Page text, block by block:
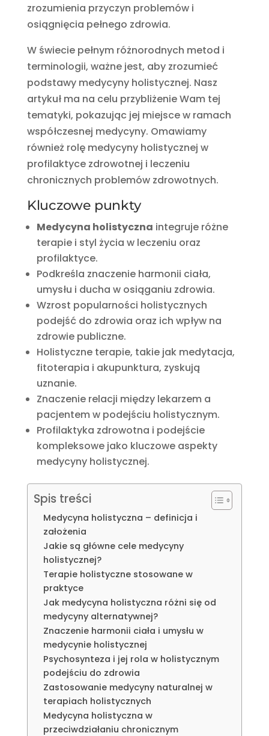
zrozumienia przyczyn problemów i
osiągnięcia pełnego zdrowia.
W świecie pełnym różnorodnych metod i
terminologii, ważne jest, aby zrozumieć
podstawy medycyny holistycznej. Nasz
artykuł ma na celu przybliżenie Wam tej
tematyki, pokazując jej miejsce w ramach
współczesnej medycyny. Omawiamy
również rolę medycyny holistycznej w
profilaktyce zdrowotnej i leczeniu
chronicznych problemów zdrowotnych.
Kluczowe punkty
Medycyna holistyczna integruje różne
terapie i styl życia w leczeniu oraz
profilaktyce.
Podkreśla znaczenie harmonii ciała,
umysłu i ducha w osiąganiu zdrowia.
Wzrost popularności holistycznych
podejść do zdrowia oraz ich wpływ na
zdrowie publiczne.
Holistyczne terapie, takie jak medytacja,
fitoterapia i akupunktura, zyskują
uznanie.
Znaczenie relacji między lekarzem a
pacjentem w podejściu holistycznym.
Profilaktyka zdrowotna i podejście
kompleksowe jako kluczowe aspekty
medycyny holistycznej.
Spis treści
Medycyna holistyczna – definicja i
założenia
Jakie są główne cele medycyny
holistycznej?
Terapie holistyczne stosowane w
praktyce
Jak medycyna holistyczna różni się od
medycyny alternatywnej?
Znaczenie harmonii ciała i umysłu w
medycynie holistycznej
Psychosynteza i jej rola w holistycznym
podejściu do zdrowia
Zastosowanie medycyny naturalnej w
terapiach holistycznych
Medycyna holistyczna w
przeciwdziałaniu chronicznym